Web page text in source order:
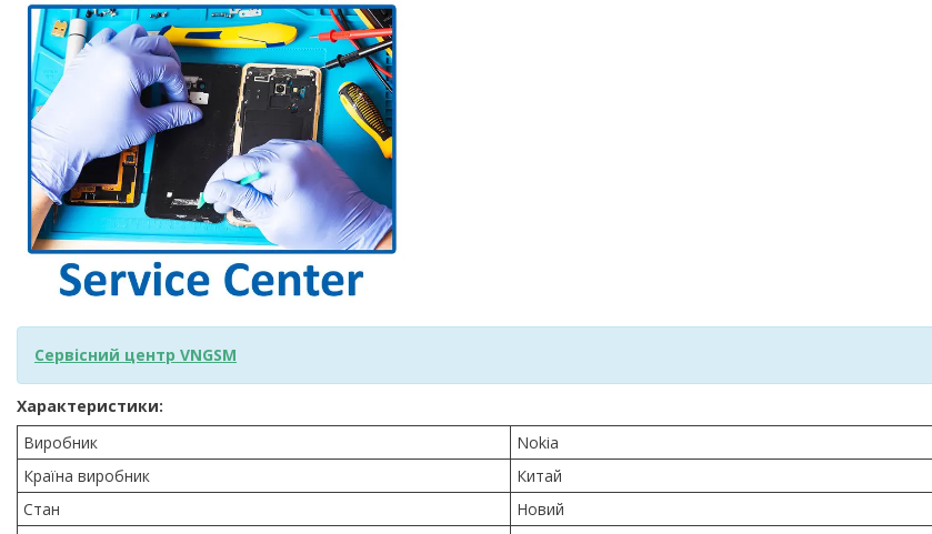
Сервісний центр VNGSM
Характеристики:
Виробник
Nokia
Країна виробник
Китай
Стан
Новий